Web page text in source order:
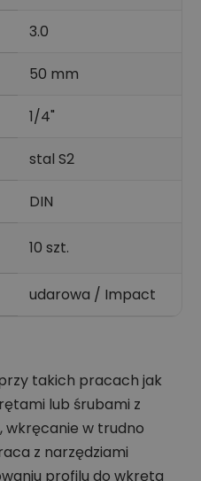
3.0
50 mm
1/4"
stal S2
DIN
10 szt.
udarowa / Impact
takich pracach jak
lub śrubami z
wkręcanie w trudno
z narzędziami
profilu do wkręta